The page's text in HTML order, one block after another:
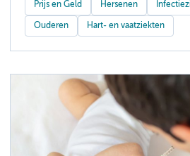
Prijs en Geld Hersenen
Ouderen Hart- en vaatziekten